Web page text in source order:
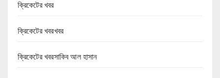
ক্রিকেটের খবর
ক্রিকেটের খবরখবর
ক্রিকেটের খবরসাকিব আল হাসান